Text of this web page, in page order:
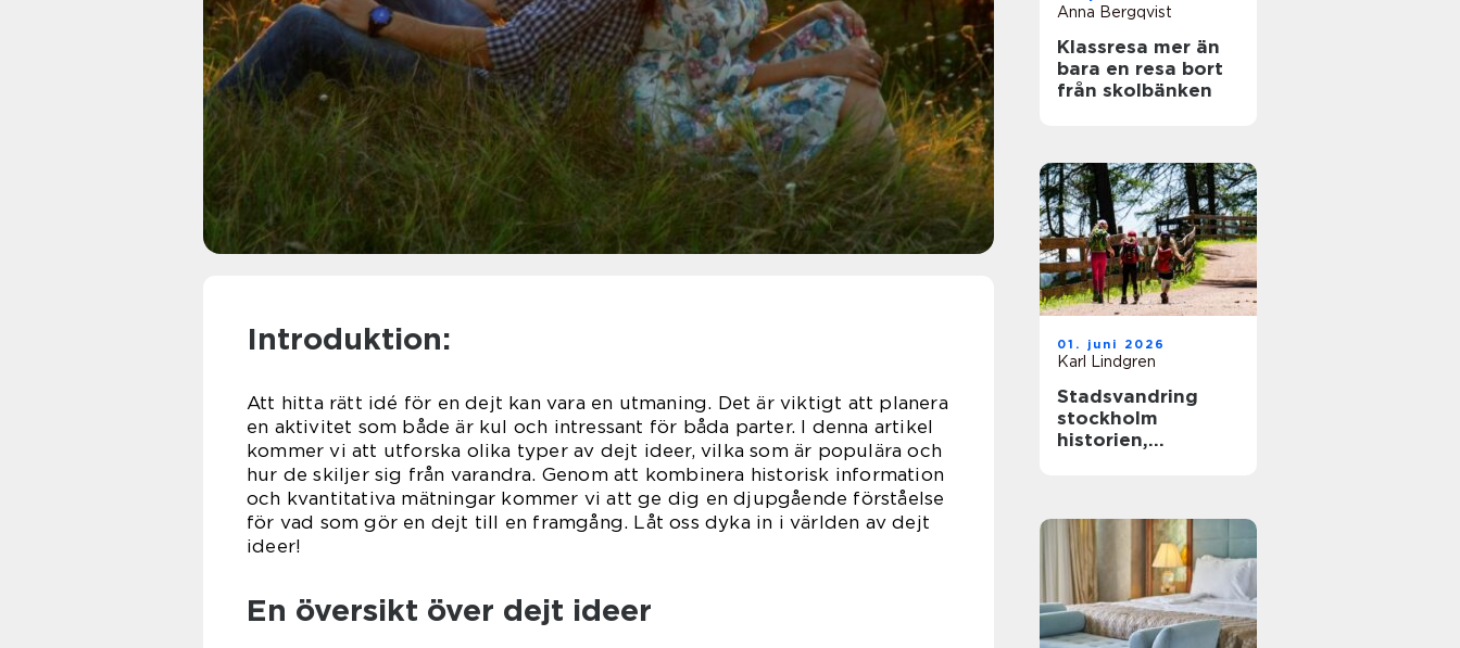
Introduktion:
Att hitta rätt idé för en dejt kan vara en utmaning. Det är viktigt att planera
en aktivitet som både är kul och intressant för båda parter. I denna artikel
kommer vi att utforska olika typer av dejt ideer, vilka som är populära och
hur de skiljer sig från varandra. Genom att kombinera historisk information
och kvantitativa mätningar kommer vi att ge dig en djupgående förståelse
för vad som gör en dejt till en framgång. Låt oss dyka in i världen av dejt
ideer!
En översikt över dejt ideer
Anna Bergqvist
Klassresa mer än
bara en resa bort
från skolbänken
01. juni 2026
Karl Lindgren
Stadsvandring
stockholm
historien,